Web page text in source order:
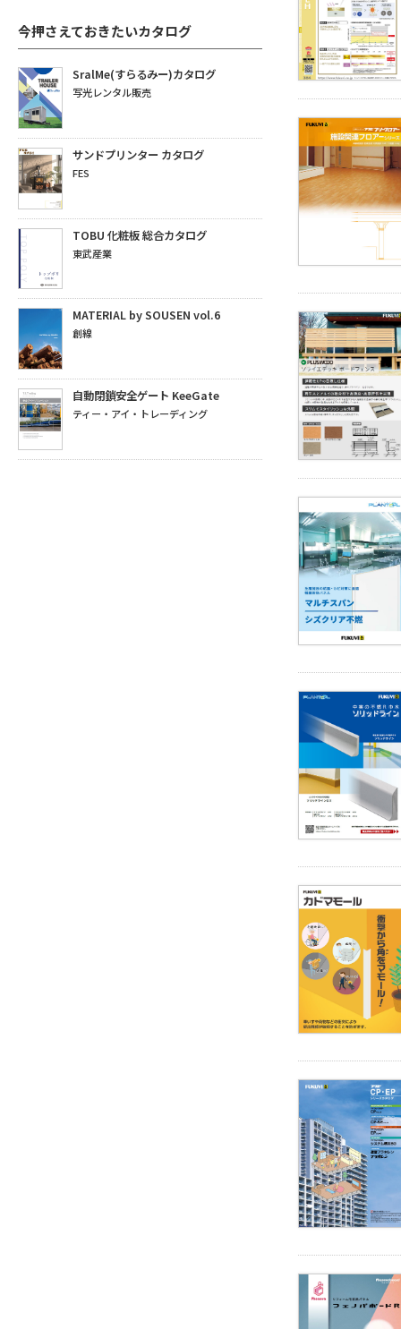
今押さえておきたいカタログ
SralMe(すらるみー)カタログ
写光レンタル販売
サンドプリンター カタログ
FES
TOBU 化粧板 総合カタログ
東武産業
MATERIAL by SOUSEN vol.6
創線
自動閉鎖安全ゲート KeeGate
ティー・アイ・トレーディング